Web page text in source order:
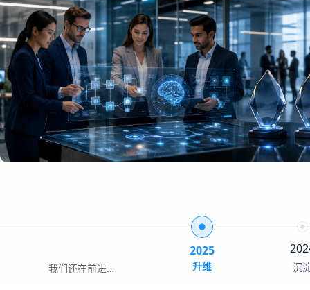
我们还在前进…
2025
升维 沉